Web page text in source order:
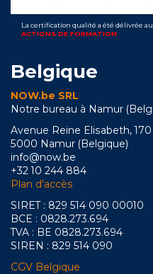
La certification qualité a été délivrée
ACTIONS DE FORMATION
Belgique
NOW.be SRL
Notre bureau à Namur
Avenue Reine Elisabeth,
5000 Namur (Belgique)
info@now.be
+32 10 244 884
Plan d’accès
SIRET : 829 514 090 00010
BCE : 0828.273.694
TVA : BE 0828.273.694
SIREN : 829 514 090
CGV Belgique